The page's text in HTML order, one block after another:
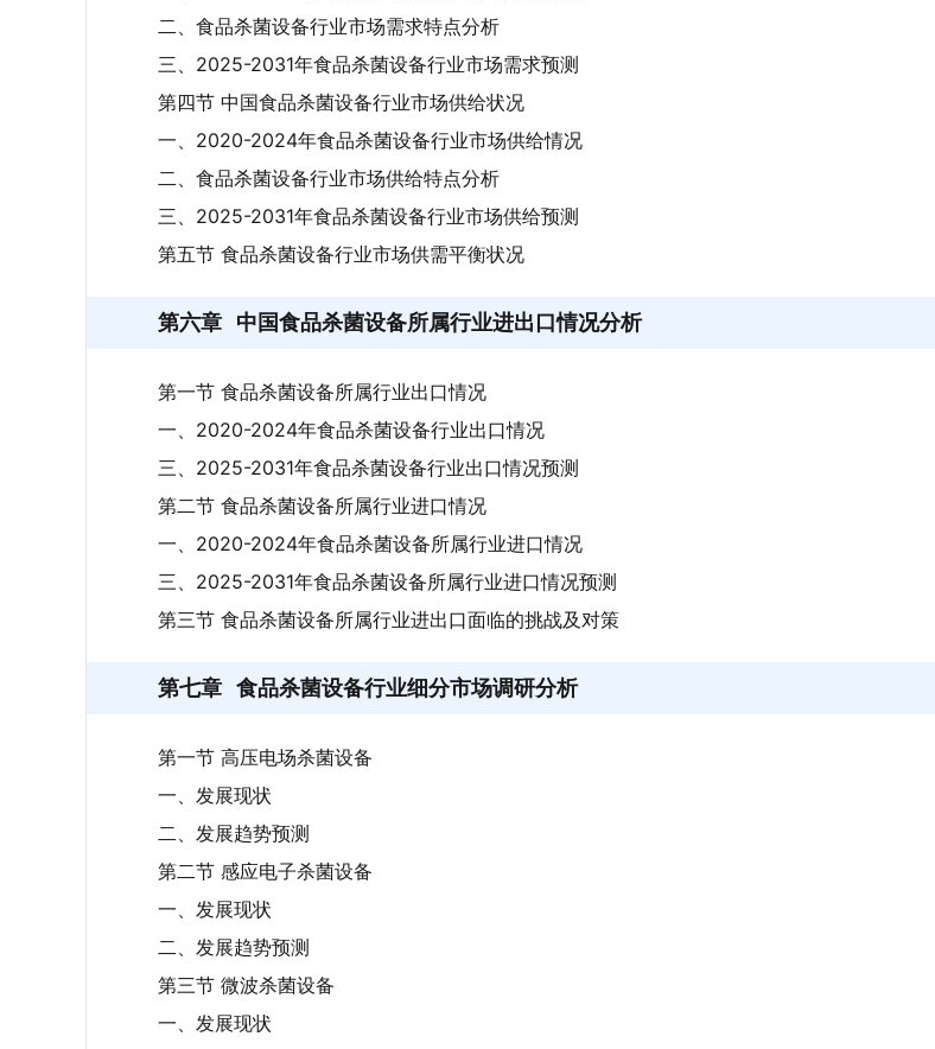
二、食品杀菌设备行业市场需求特点分析
三、2025-2031年食品杀菌设备行业市场需求预测
第四节 中国食品杀菌设备行业市场供给状况
一、2020-2024年食品杀菌设备行业市场供给情况
二、食品杀菌设备行业市场供给特点分析
三、2025-2031年食品杀菌设备行业市场供给预测
第五节 食品杀菌设备行业市场供需平衡状况
第六章 中国食品杀菌设备所属行业进出口情况分析
第一节 食品杀菌设备所属行业出口情况
一、2020-2024年食品杀菌设备行业出口情况
三、2025-2031年食品杀菌设备行业出口情况预测
第二节 食品杀菌设备所属行业进口情况
一、2020-2024年食品杀菌设备所属行业进口情况
三、2025-2031年食品杀菌设备所属行业进口情况预测
第三节 食品杀菌设备所属行业进出口面临的挑战及对策
第七章 食品杀菌设备行业细分市场调研分析
第一节 高压电场杀菌设备
一、发展现状
二、发展趋势预测
第二节 感应电子杀菌设备
一、发展现状
二、发展趋势预测
第三节 微波杀菌设备
一、发展现状